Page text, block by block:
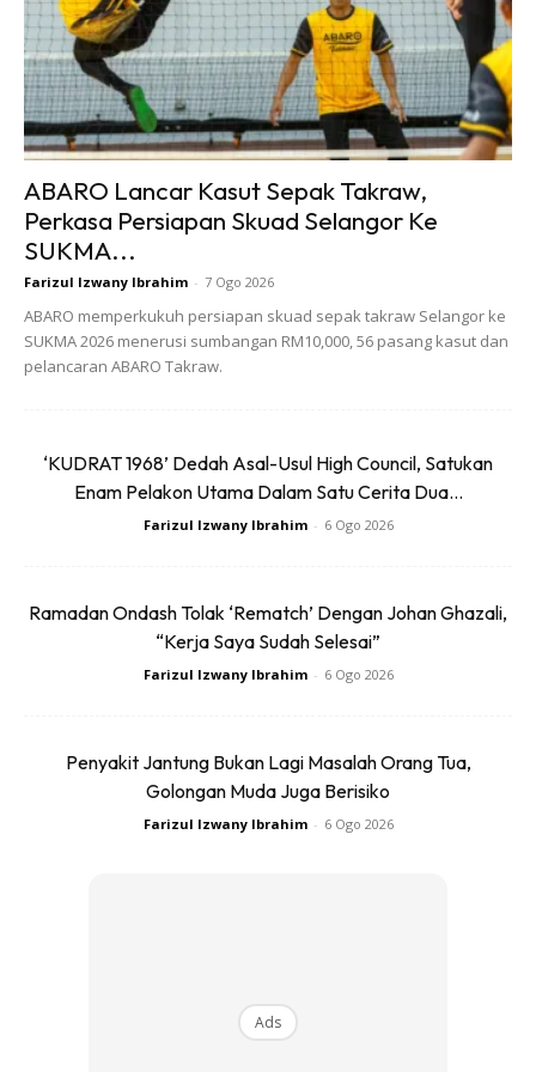
Tinjauan tersebut menilai tahap penglibatan global
terhadap kandungan budaya Korea. Ia dijalankan antara 29
November hingga 27 Disember 2024 dan melibatkan
seramai 26,400 responden dari 28 buah negara. Keputusan
rasmi telah diumumkan pada 7 April 2025.
Lee Min Ho Berjaya Meraih Tempat
Pertama Dengan 7.0% Jumlah Undian,
Sekali Gus Menarik Perhatian Peminat
Yang Dimilikinya Masih Kukuh Dan
Antara selebriti Korea lain yang turut tersenarai ialah Gong
Yoo dan Song Hye Kyo, yang masing-masing menerima
ABARO Lancar Kasut Sepak Takraw,
Perkasa Persiapan Skuad Selangor Ke
SUKMA...
Farizul Izwany Ibrahim - 7 Ogo 2026
ABARO memperkukuh persiapan skuad sepak takraw Selangor ke
SUKMA 2026 menerusi sumbangan RM10,000, 56 pasang kasut dan
pelancaran ABARO Takraw.
‘KUDRAT 1968’ Dedah Asal-Usul High Council, Satukan
Enam Pelakon Utama Dalam Satu Cerita Dua...
Farizul Izwany Ibrahim - 6 Ogo 2026
Ramadan Ondash Tolak ‘Rematch’ Dengan Johan Ghazali,
“Kerja Saya Sudah Selesai”
Farizul Izwany Ibrahim - 6 Ogo 2026
Penyakit Jantung Bukan Lagi Masalah Orang Tua,
Golongan Muda Juga Berisiko
Farizul Izwany Ibrahim - 6 Ogo 2026
Ads